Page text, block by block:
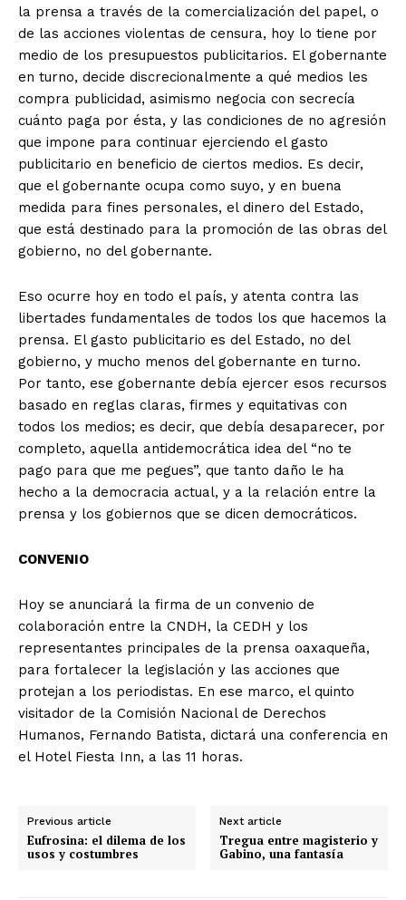
la prensa a través de la comercialización del papel, o
de las acciones violentas de censura, hoy lo tiene por
medio de los presupuestos publicitarios. El gobernante
en turno, decide discrecionalmente a qué medios les
compra publicidad, asimismo negocia con secrecía
cuánto paga por ésta, y las condiciones de no agresión
que impone para continuar ejerciendo el gasto
publicitario en beneficio de ciertos medios. Es decir,
que el gobernante ocupa como suyo, y en buena
medida para fines personales, el dinero del Estado,
que está destinado para la promoción de las obras del
gobierno, no del gobernante.
Eso ocurre hoy en todo el país, y atenta contra las
libertades fundamentales de todos los que hacemos la
prensa. El gasto publicitario es del Estado, no del
gobierno, y mucho menos del gobernante en turno.
Por tanto, ese gobernante debía ejercer esos recursos
basado en reglas claras, firmes y equitativas con
todos los medios; es decir, que debía desaparecer, por
completo, aquella antidemocrática idea del “no te
pago para que me pegues”, que tanto daño le ha
hecho a la democracia actual, y a la relación entre la
prensa y los gobiernos que se dicen democráticos.
CONVENIO
Hoy se anunciará la firma de un convenio de
colaboración entre la CNDH, la CEDH y los
representantes principales de la prensa oaxaqueña,
para fortalecer la legislación y las acciones que
protejan a los periodistas. En ese marco, el quinto
visitador de la Comisión Nacional de Derechos
Humanos, Fernando Batista, dictará una conferencia en
el Hotel Fiesta Inn, a las 11 horas.
Previous article
Eufrosina: el dilema de los
usos y costumbres
Next article
Tregua entre magisterio y
Gabino, una fantasía